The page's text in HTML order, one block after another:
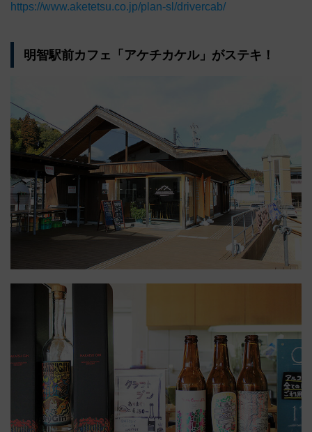
https://www.aketetsu.co.jp/plan-sl/drivercab/
明智駅前カフェ「アケチカケル」がステキ！